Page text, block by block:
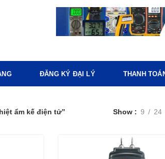
ĐĂNG KÝ ĐẠI LÝ THANH
ẩm kế điện tử” Show 9 24